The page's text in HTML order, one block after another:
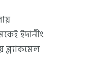
ইদানীং
ব্ল্যাকমেল